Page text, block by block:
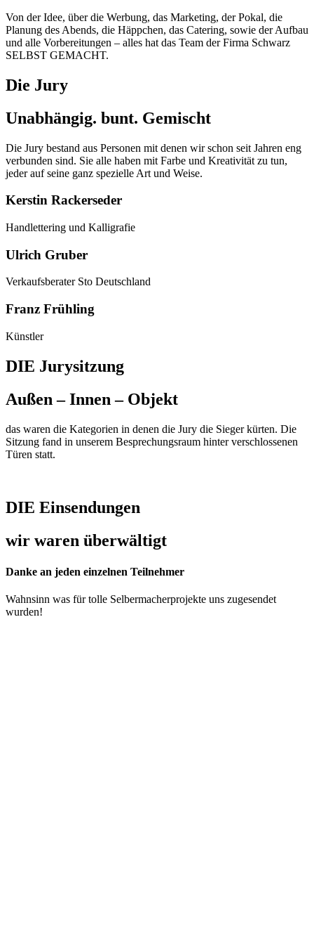
Von der Idee, über die Werbung, das Marketing, der Pokal, die
Planung des Abends, die Häppchen, das Catering, sowie der Aufbau
und alle Vorbereitungen – alles hat das Team der Firma Schwarz
SELBST GEMACHT.
Die Jury
Unabhängig. bunt. Gemischt
Die Jury bestand aus Personen mit denen wir schon seit Jahren eng
verbunden sind. Sie alle haben mit Farbe und Kreativität zu tun,
jeder auf seine ganz spezielle Art und Weise.
Kerstin Rackerseder
Handlettering und Kalligrafie
Ulrich Gruber
Verkaufsberater Sto Deutschland
Franz Frühling
Künstler
DIE Jurysitzung
Außen – Innen – Objekt
das waren die Kategorien in denen die Jury die Sieger kürten. Die
Sitzung fand in unserem Besprechungsraum hinter verschlossenen
Türen statt.
DIE Einsendungen
wir waren überwältigt
Danke an jeden einzelnen Teilnehmer
Wahnsinn was für tolle Selbermacherprojekte uns zugesendet
wurden!